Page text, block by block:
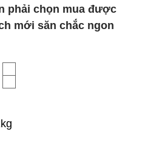
phải chọn mua được
mới săn chắc ngon